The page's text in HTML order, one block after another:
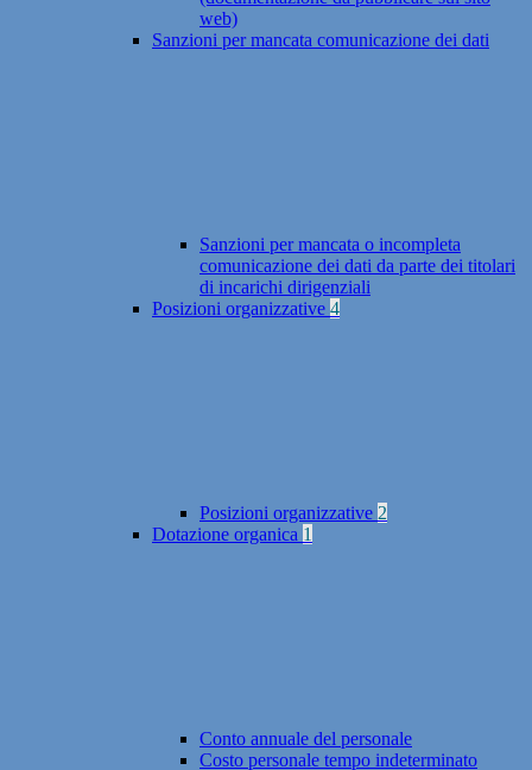
web)
Sanzioni per mancata comunicazione dei dati
Sanzioni per mancata o incompleta
comunicazione dei dati da parte dei titolari
di incarichi dirigenziali
Posizioni organizzative 4
Posizioni organizzative 2
Dotazione organica 1
Conto annuale del personale
Costo personale tempo indeterminato